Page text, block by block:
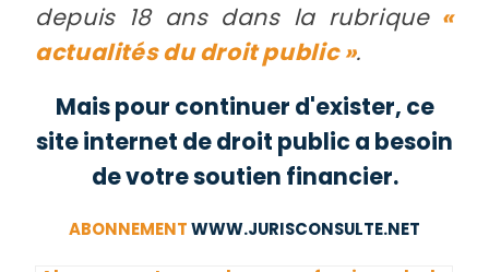
depuis 18 ans dans la rubrique«
actualités du droit public ».
Mais pour continuer d'exister, ce
site internet de droit public a besoin
de votre soutien financier.
ABONNEMENTWWW.JURISCONSULTE.NET